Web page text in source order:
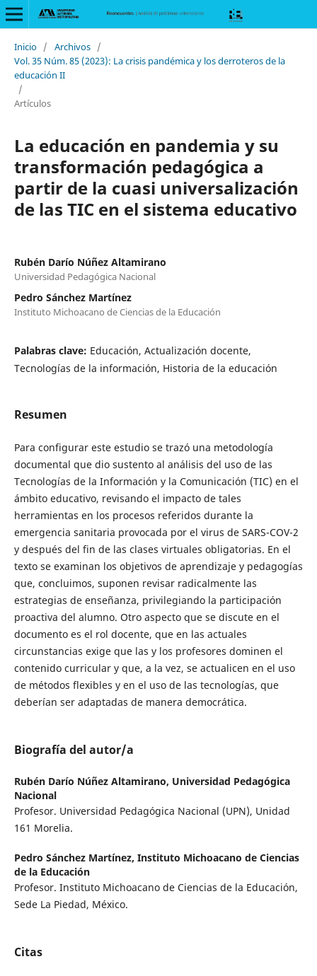
Inicio / Archivos /
Vol. 35 Núm. 85 (2023): La crisis pandémica y los derroteros de la
educación II
/
Artículos
La educación en pandemia y su
transformación pedagógica a
partir de la cuasi universalización
de las TIC en el sistema educativo
Rubén Darío Núñez Altamirano
Universidad Pedagógica Nacional
Pedro Sánchez Martínez
Instituto Michoacano de Ciencias de la Educación
Palabras clave: Educación, Actualización docente,
Tecnologías de la información, Historia de la educación
Resumen
Para configurar este estudio se trazó una metodología
documental que dio sustento al análisis del uso de las
Tecnologías de la Información y la Comunicación (TIC) en el
ámbito educativo, revisando el impacto de tales
herramientas en los procesos referidos durante la
emergencia sanitaria provocada por el virus de SARS-COV-2
y después del fin de las clases virtuales obligatorias. En el
texto se examinan los objetivos de aprendizaje y pedagogías
que, concluimos, suponen revisar radicalmente las
estrategias de enseñanza, privilegiando la participación
proactiva del alumno. Otro aspecto que se discute en el
documento es el rol docente, que en las actuales
circunstancias exige que las y los profesores dominen el
contenido curricular y que, a la vez, se actualicen en el uso
de métodos flexibles y en el uso de las tecnologías, que
deberían ser adaptadas de manera democrática.
Biografía del autor/a
Rubén Darío Núñez Altamirano, Universidad Pedagógica
Nacional
Profesor. Universidad Pedagógica Nacional (UPN), Unidad
161 Morelia.
Pedro Sánchez Martínez, Instituto Michoacano de Ciencias
de la Educación
Profesor. Instituto Michoacano de Ciencias de la Educación,
Sede La Piedad, México.
Citas